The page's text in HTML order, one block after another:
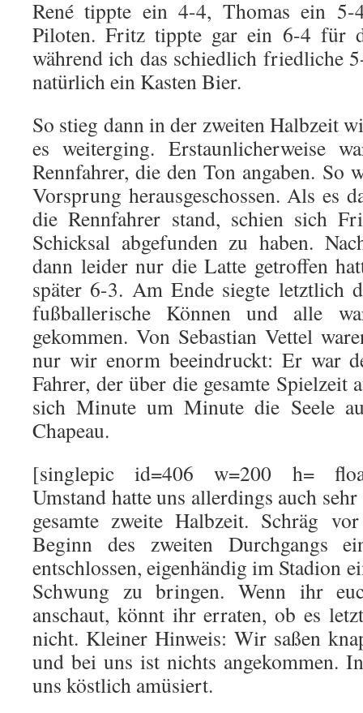
René tippte ein 4-4, Thomas ein
Piloten. Fritz tippte gar ein 6-4 für
während ich das schiedlich friedliche
natürlich ein Kasten Bier.
So stieg dann in der zweiten Halbzeit
es weiterging. Erstaunlicherweise
Rennfahrer, die den Ton angaben. So
Vorsprung herausgeschossen. Als es
die Rennfahrer stand, schien sich
Schicksal abgefunden zu haben.
dann leider nur die Latte getroffen
später 6-3. Am Ende siegte letztlich
fußballerische Können und alle
gekommen. Von Sebastian Vettel
nur wir enorm beeindruckt: Er war
Fahrer, der über die gesamte Spielzeit
sich Minute um Minute die Seele
Chapeau.
[singlepic id=406 w=200 h=
Umstand hatte uns allerdings auch
gesamte zweite Halbzeit. Schräg
Beginn des zweiten Durchgangs
entschlossen, eigenhändig im Stadion
Schwung zu bringen. Wenn ihr
anschaut, könnt ihr erraten, ob es
nicht. Kleiner Hinweis: Wir saßen
und bei uns ist nichts angekommen.
uns köstlich amüsiert.